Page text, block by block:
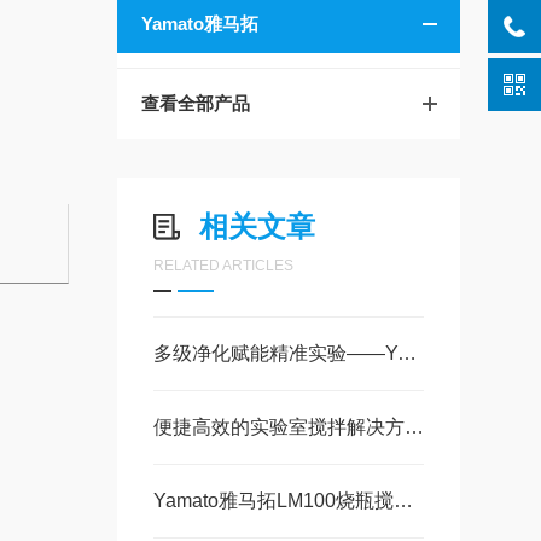
Yamato雅马拓
查看全部产品
相关文章
RELATED ARTICLES
多级净化赋能精准实验——Yamato雅马拓WG252纯水制造装置工作原理解析
便捷高效的实验室搅拌解决方案——Yamato雅马拓MT-31触动式搅拌器技术解析
Yamato雅马拓LM100烧瓶搅拌器 技术参数及核心特性解析